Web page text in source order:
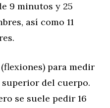
9 minutos y 25
así como 11
para medir
del cuerpo.
se suele pedir 16